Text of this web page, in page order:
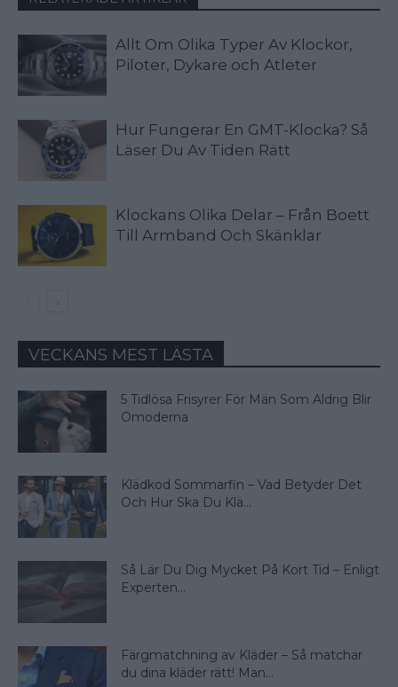
Allt Om Olika Typer Av Klockor,
Piloter, Dykare och Atleter
Hur Fungerar En GMT-Klocka? Så
Läser Du Av Tiden Rätt
Klockans Olika Delar – Från Boett
Till Armband Och Skänklar
VECKANS MEST LÄSTA
5 Tidlösa Frisyrer För Män Som Aldrig Blir
Omoderna
Klädkod Sommarfin – Vad Betyder Det
Och Hur Ska Du Klä...
Så Lär Du Dig Mycket På Kort Tid – Enligt
Experten...
Färgmatchning av Kläder – Så matchar
du dina kläder rätt! Man...